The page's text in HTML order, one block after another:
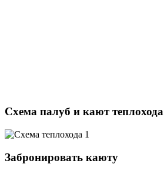
Схема палуб и кают теплохода
Забронировать каюту